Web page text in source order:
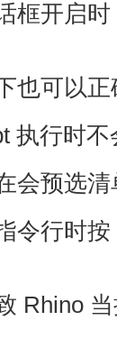
框开启
也可以
执行时
会预选
令行时
Rhino 当